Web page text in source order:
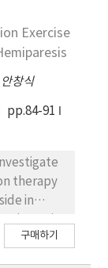
to
In this
of life
who were
than
quality
Exercise
안창식
pp.84-91
therapy
in
with구매하기